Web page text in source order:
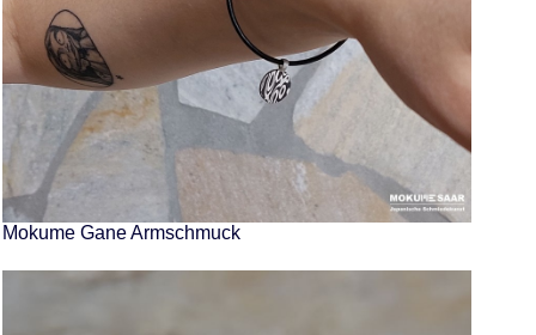
Mokume Gane Armschmuck